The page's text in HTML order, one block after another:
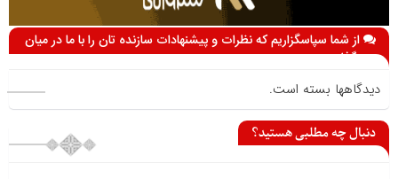
از شما سپاسگزاریم که نظرات و پیشنهادات سازنده تان را با ما در میان
می گذارید
دیدگاهها بسته است.
دنبال چه مطلبی هستید؟